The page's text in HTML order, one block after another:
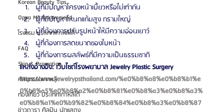
Korean Beauty Tips
Oppa Me Recommend
โรงแรม ประเทศเกาหลีใต้
FAQ
Skin & Promotion
ศัลยกรรมเกาหลี
ท่องเที่ยว ประเทศเกาหลีใต้
ผู้ที่มีปัญหาโครงหน้าเบี้ยวหรือไม่เท่ากัน
ผู้ที่มีปัญหาโหนกแก้มสูง กรามใหญ่
ผู้ที่ต้องการปรับรูปหน้าให้มีความอ่อนเยาว์
ผู้ที่ต้องการลดขนาดของใบหน้า
ผู้ที่ต้องการผลลัพธ์ที่มีความเป็นธรรมชาติ
แหล่งอ้างอิง: เว็บไซต์โรงพยาบาล Jewelry Plastic Surgery
https://www.jewelrypsthailand.com/%e0%b8%a8%e0%b8%b1%e
0%b8%a5%e0%b8%a2%e0%b8%81%e0%b8%a3%e0%b8%a3%
e0%b8%a1%e0%b9%82%e0%b8%84%e0%b8%a3%e0%b8%87